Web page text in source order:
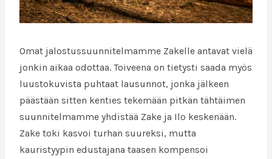
Omat jalostussuunnitelmamme Zakelle antavat vielä
jonkin aikaa odottaa. Toiveena on tietysti saada myös
luustokuvista puhtaat lausunnot, jonka jälkeen
päästään sitten kenties tekemään pitkän tähtäimen
suunnitelmamme yhdistää Zake ja Ilo keskenään.
Zake toki kasvoi turhan suureksi, mutta
kauristyypin edustajana taasen kompensoi